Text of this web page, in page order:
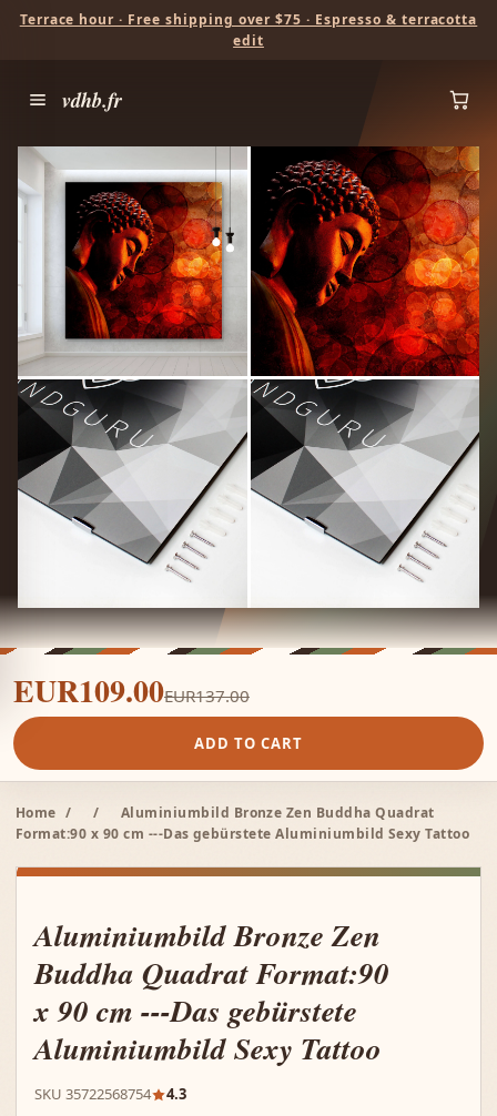
Terrace hour · Free shipping over $75 · Espresso & terracotta
edit
vdhb.fr
EUR109.00EUR137.00
ADD TO CART
Home / /
Aluminiumbild Bronze Zen Buddha Quadrat
Format:90 x 90 cm ---Das gebürstete Aluminiumbild Sexy Tattoo
Aluminiumbild Bronze Zen
Buddha Quadrat Format:90
x 90 cm ---Das gebürstete
Aluminiumbild Sexy Tattoo
SKU 35722568754 4.3